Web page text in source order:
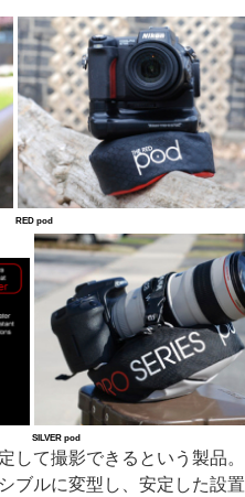
RED pod
SILVER pod
て撮影できるという製品。
ブルに変型し、安定した設置